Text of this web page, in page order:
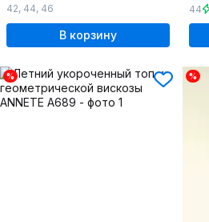
42, 44, 46
В корзину
44
% %